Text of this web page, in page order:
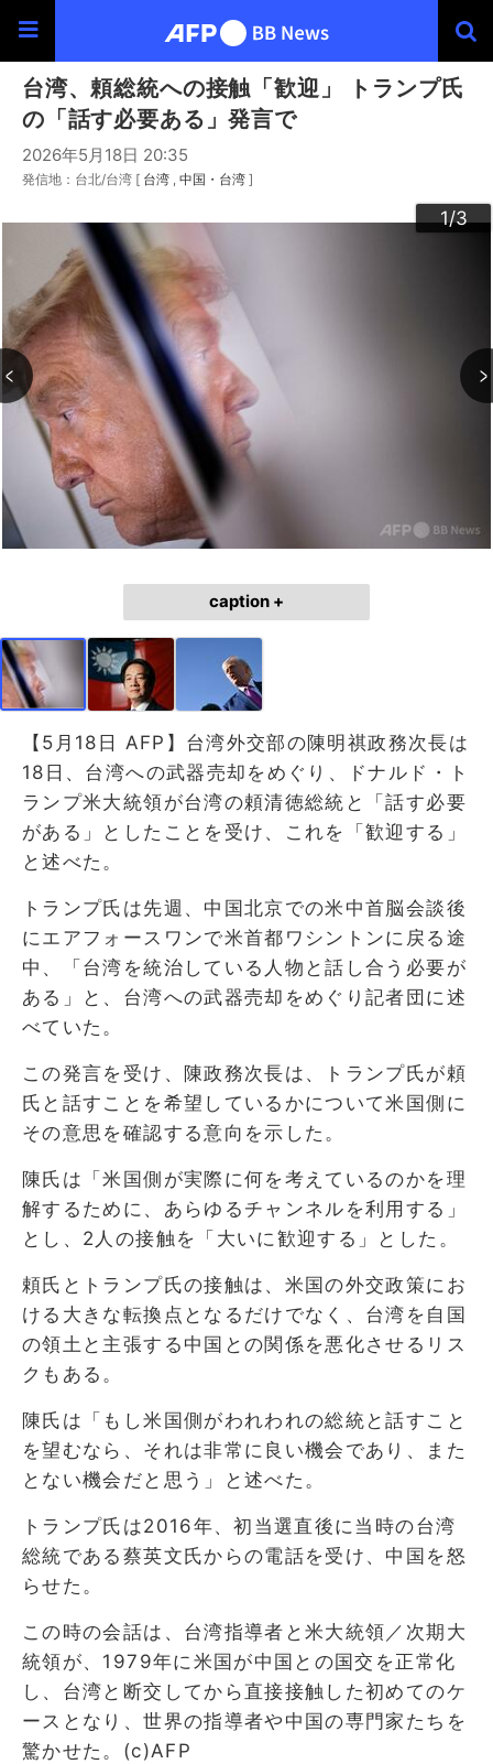
台湾、頼総統への接触「歓迎」 トランプ氏
の「話す必要ある」発言で
2026年5月18日 20:35
発信地：台北/台湾 [ 台湾 中国・台湾 ]
1/3
2/3
3/3
caption +
【5月18日 AFP】台湾外交部の陳明祺政務次長は
18日、台湾への武器売却をめぐり、ドナルド・ト
ランプ米大統領が台湾の頼清徳総統と「話す必要
がある」としたことを受け、これを「歓迎する」
と述べた。
トランプ氏は先週、中国北京での米中首脳会談後
にエアフォースワンで米首都ワシントンに戻る途
中、「台湾を統治している人物と話し合う必要が
ある」と、台湾への武器売却をめぐり記者団に述
べていた。
この発言を受け、陳政務次長は、トランプ氏が頼
氏と話すことを希望しているかについて米国側に
その意思を確認する意向を示した。
陳氏は「米国側が実際に何を考えているのかを理
解するために、あらゆるチャンネルを利用する」
とし、2人の接触を「大いに歓迎する」とした。
頼氏とトランプ氏の接触は、米国の外交政策にお
ける大きな転換点となるだけでなく、台湾を自国
の領土と主張する中国との関係を悪化させるリス
クもある。
陳氏は「もし米国側がわれわれの総統と話すこと
を望むなら、それは非常に良い機会であり、また
とない機会だと思う」と述べた。
トランプ氏は2016年、初当選直後に当時の台湾
総統である蔡英文氏からの電話を受け、中国を怒
らせた。
この時の会話は、台湾指導者と米大統領／次期大
統領が、1979年に米国が中国との国交を正常化
し、台湾と断交してから直接接触した初めてのケ
ースとなり、世界の指導者や中国の専門家たちを
驚かせた。(c)AFP